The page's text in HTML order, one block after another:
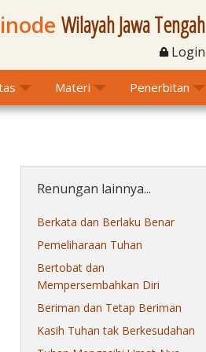
Wilayah Jawa Tengah
Login
Materi Penerbitan
Renungan lainnya...
Berkata dan Berlaku Benar
Pemeliharaan Tuhan
Bertobat dan
Mempersembahkan Diri
Beriman dan Tetap Beriman
Kasih Tuhan tak Berkesudahan